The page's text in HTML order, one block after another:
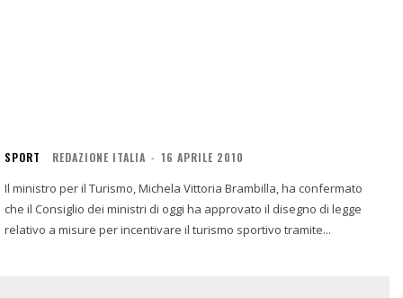
SPORT REDAZIONE ITALIA - 16 APRILE 2010
Il ministro per il Turismo, Michela Vittoria Brambilla, ha confermato
che il Consiglio dei ministri di oggi ha approvato il disegno di legge
relativo a misure per incentivare il turismo sportivo tramite...